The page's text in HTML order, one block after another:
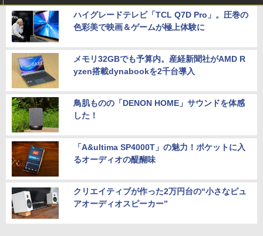
ハイグレードテレビ「TCL Q7D Pro」。圧巻の
色彩美で映画＆ゲームが極上体験に
メモリ32GBでも予算内。産経新聞社がAMD R
yzen搭載dynabookを2千台導入
鳥肌ものの「DENON HOME」サウンドを体感
した！
「A&ultima SP4000T」の魅力！ポケットに入
るオーディオの醍醐味
クリエイティブが作った2万円台の“小さなピュ
アオーディオスピーカー”